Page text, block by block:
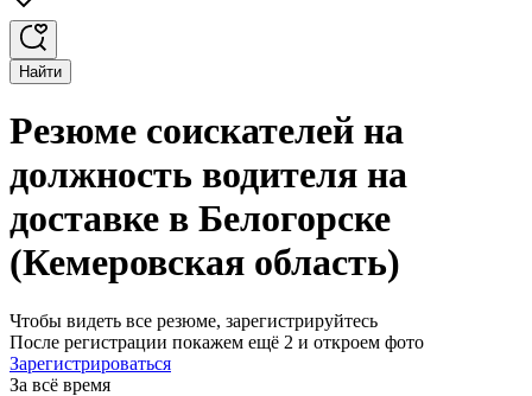
Найти
Резюме соискателей на
должность водителя на
доставке в Белогорске
(Кемеровская область)
Чтобы видеть все резюме, зарегистрируйтесь
После регистрации покажем ещё 2 и откроем фото
Зарегистрироваться
За всё время